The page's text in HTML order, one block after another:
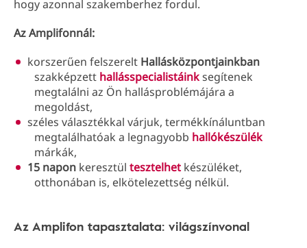
hogy azonnal szakemberhez fordul.
Az Amplifonnál:
korszerűen felszerelt Hallásközpontjainkban
szakképzett hallásspecialistáinksegítenek
megtalálni az Ön hallásproblémájára a
megoldást,
széles választékkal várjuk, termékkínáluntban
megtalálhatóak a legnagyobb hallókészülék
márkák,
15 napon keresztül tesztelhet készüléket,
otthonában is, elkötelezettség nélkül.
Az Amplifon tapasztalata: világszínvonal